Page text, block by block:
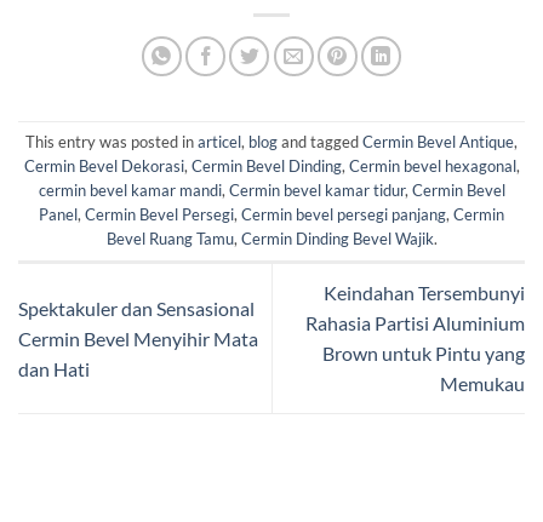
This entry was posted inarticel, blogand taggedCermin Bevel Antique,
Cermin Bevel Dekorasi,Cermin Bevel Dinding,Cermin bevel hexagonal,
cermin bevel kamar mandi,Cermin bevel kamar tidur,Cermin Bevel
Panel,Cermin Bevel Persegi,Cermin bevel persegi panjang,Cermin
Bevel Ruang Tamu,Cermin Dinding Bevel Wajik.
Spektakuler dan Sensasional
Cermin Bevel Menyihir Mata
dan Hati
Keindahan Tersembunyi
Rahasia Partisi Aluminium
Brown untuk Pintu yang
Memukau